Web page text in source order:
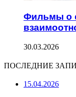
Фильмы о
30.03.2026
ПОСЛЕДНИЕ
15.04.2026